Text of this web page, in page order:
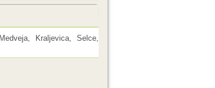
Kraljevica, Selce,